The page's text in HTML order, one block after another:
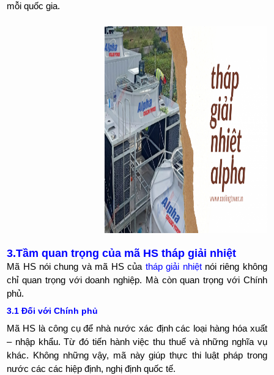
mỗi quốc gia.
3.Tầm quan trọng của mã HS tháp giải nhiệt
Mã HS nói chung và mã HS của tháp giải nhiệtnói riêng không
chỉ quan trọng với doanh nghiệp. Mà còn quan trọng với Chính
phủ.
3.1 Đối với Chính phủ
Mã HS là công cụ để nhà nước xác định các loại hàng hóa xuất
– nhập khẩu. Từ đó tiến hành việc thu thuế và những nghĩa vụ
khác. Không những vậy, mã này giúp thực thi luật pháp trong
nước các các hiệp định, nghị định quốc tế.